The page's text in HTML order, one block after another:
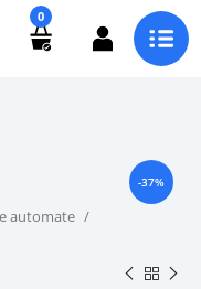
0
-37%
automate